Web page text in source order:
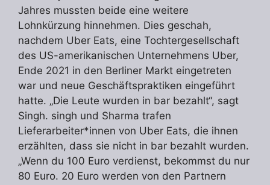
Jahres mussten beide eine weitere
Lohnkürzung hinnehmen. Dies geschah,
nachdem Uber Eats, eine Tochtergesellschaft
des US-amerikanischen Unternehmens Uber,
Ende 2021 in den Berliner Markt eingetreten
war und neue Geschäftspraktiken eingeführt
hatte. „Die Leute wurden in bar bezahlt“, sagt
Singh. singh und Sharma trafen
Lieferarbeiter*innen von Uber Eats, die ihnen
erzählten, dass sie nicht in bar bezahlt wurden.
„Wenn du 100 Euro verdienst, bekommst du nur
80 Euro. 20 Euro werden von den Partnern